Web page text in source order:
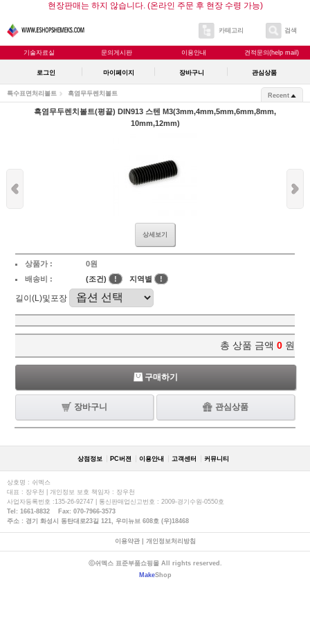
현장판매는 하지 않습니다. (온라인 주문 후 현장 수령 가능)
카테고리 검색
기술자료실 문의게시판 이용안내 견적문의(help mail)
로그인 마이페이지 장바구니 관심상품
특수표면처리볼트 흑염무두렌치볼트 Recent
흑염무두렌치볼트(평끝) DIN913 스텐 M3(3mm,4mm,5mm,6mm,8mm,
10mm,12mm)
상세보기
상품가 :
0원
배송비 :
(조건) ! 지역별 !
길이(L)및포장
총 상품 금액 0 원
구매하기
장바구니 관심상품
상점정보 PC버젼 이용안내 고객센터 커뮤니티
상호명 : 쉬멕스
대표 : 장우천 | 개인정보 보호 책임자 : 장우천
사업자등록번호 :135-26-92747 | 통신판매업신고번호 : 2009-경기수원-0550호
Tel: 1661-8832 Fax: 070-7966-3573
주소 : 경기 화성시 동탄대로23길 121, 우미뉴브 608호 (우)18468
이용약관| 개인정보처리방침
ⓒ쉬멕스 표준부품쇼핑몰 All rights reserved.
MakeShop